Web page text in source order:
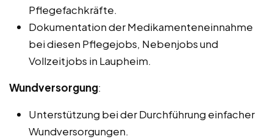
Pflegefachkräfte.
Dokumentation der Medikamenteneinnahme
bei diesen Pflegejobs, Nebenjobs und
Vollzeitjobs in Laupheim.
Wundversorgung:
Unterstützung bei der Durchführung einfacher
Wundversorgungen.